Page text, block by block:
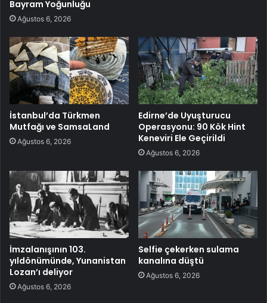
Bayram Yoğunluğu
Ağustos 6, 2026
İstanbul’da Türkmen
Mutfağı ve SamsaLand
Ağustos 6, 2026
Edirne’de Uyuşturucu
Operasyonu: 90 Kök Hint
Keneviri Ele Geçirildi
Ağustos 6, 2026
İmzalanışının 103.
yıldönümünde, Yunanistan
Lozan’ı deliyor
Ağustos 6, 2026
Selfie çekerken sulama
kanalına düştü
Ağustos 6, 2026